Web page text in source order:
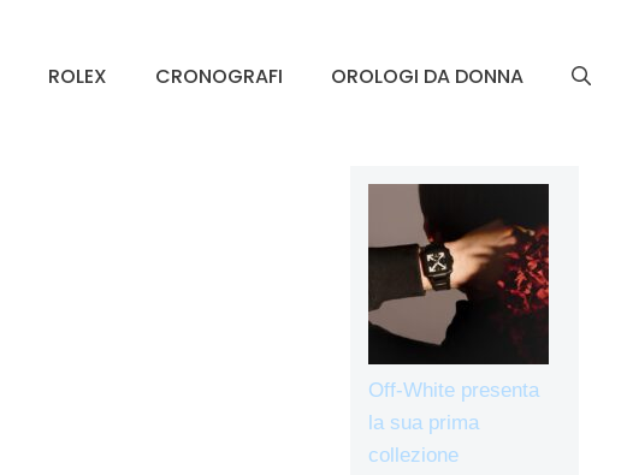
ROLEX CRONOGRAFI OROLOGI DA DONNA
Off-White presenta
la sua prima
collezione